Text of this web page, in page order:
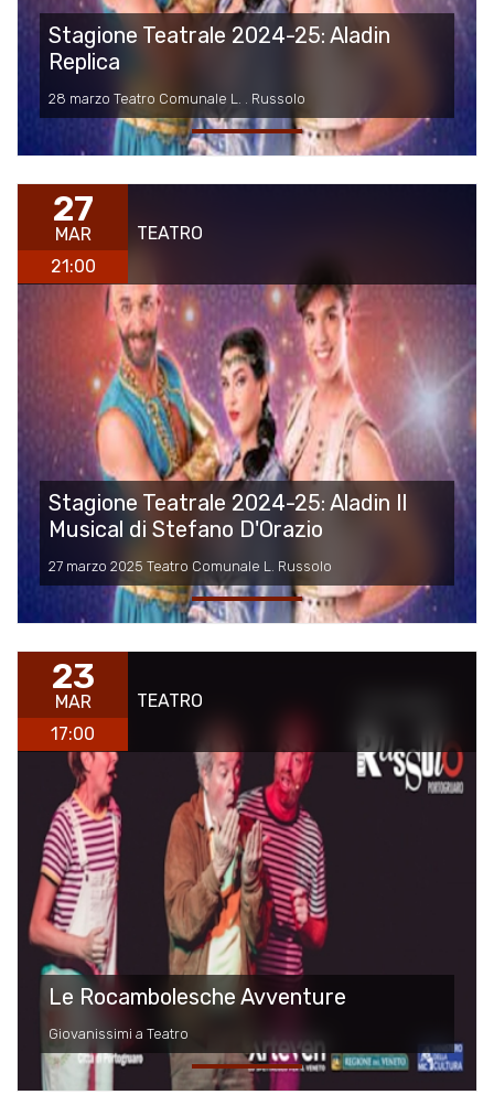
Stagione Teatrale 2024-25: Aladin
Replica
28 marzo Teatro Comunale L. . Russolo
27
MAR
21:00
TEATRO
Stagione Teatrale 2024-25: Aladin Il
Musical di Stefano D'Orazio
27 marzo 2025 Teatro Comunale L. Russolo
23
MAR
17:00
TEATRO
Le Rocambolesche Avventure
Giovanissimi a Teatro